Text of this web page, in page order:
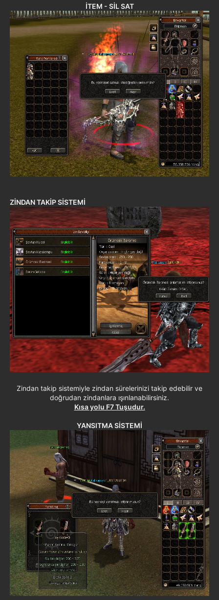
İTEM - SİL SAT
ZİNDAN TAKİP SİSTEMİ
Zindan takip sistemiyle zindan sürelerinizi takip edebilir ve
doğrudan zindanlara ışınlanabilirsiniz.
Kısa yolu F7 Tuşudur.
YANSITMA SİSTEMİ